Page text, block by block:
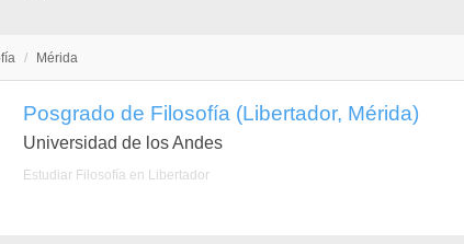
/ Mérida
Posgrado de Filosofía (Libertador, Mérida)
Universidad de los Andes
Estudiar Filosofía en Libertador